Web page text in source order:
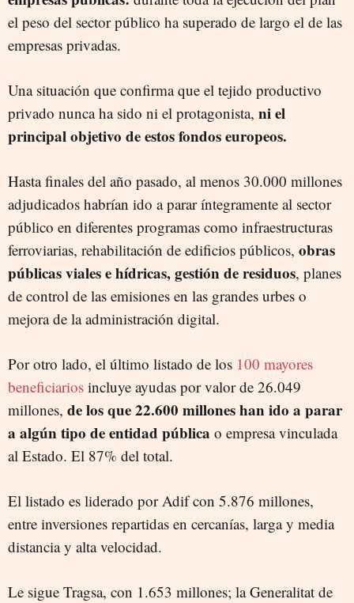
el peso del sector público ha superado de largo el de las
empresas privadas.
Una situación que confirma que el tejido productivo
privado nunca ha sido ni el protagonista, ni el
principal objetivo de estos fondos europeos.
Hasta finales del año pasado, al menos 30.000 millones
adjudicados habrían ido a parar íntegramente al sector
público en diferentes programas como infraestructuras
ferroviarias, rehabilitación de edificios públicos, obras
públicas viales e hídricas, gestión de residuos, planes
de control de las emisiones en las grandes urbes o
mejora de la administración digital.
Por otro lado, el último listado de los 100 mayores
beneficiarios incluye ayudas por valor de 26.049
millones, de los que 22.600 millones han ido a parar
a algún tipo de entidad pública o empresa vinculada
al Estado. El 87% del total.
El listado es liderado por Adif con 5.876 millones,
entre inversiones repartidas en cercanías, larga y media
distancia y alta velocidad.
Le sigue Tragsa, con 1.653 millones; la Generalitat de